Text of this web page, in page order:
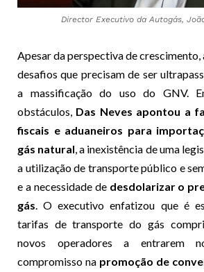
Director Executivo da Autogás,
Apesar da perspectiva de crescimento,
desafios que precisam de ser
a massificação do uso do GNV.
obstáculos, Das Neves apontou a
fiscais e aduaneiros para
gás natural, a inexistência de uma
a utilização de transporte público e
e a necessidade de desdolarizar o
gás. O executivo enfatizou que é
tarifas de transporte do gás
novos operadores a entrarem
compromisso na promoção de